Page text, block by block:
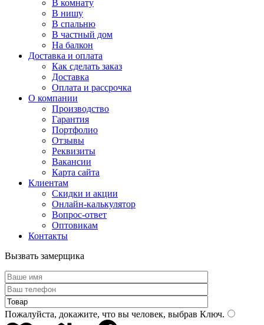
В комнату
В нишу
В спальню
В частный дом
На балкон
Доставка и оплата
Как сделать заказ
Доставка
Оплата и рассрочка
О компании
Производство
Гарантия
Портфолио
Отзывы
Реквизиты
Вакансии
Карта сайта
Клиентам
Скидки и акции
Онлайн-калькулятор
Вопрос-ответ
Оптовикам
Контакты
Вызвать замерщика
Пожалуйста, докажите, что вы человек, выбрав Ключ.